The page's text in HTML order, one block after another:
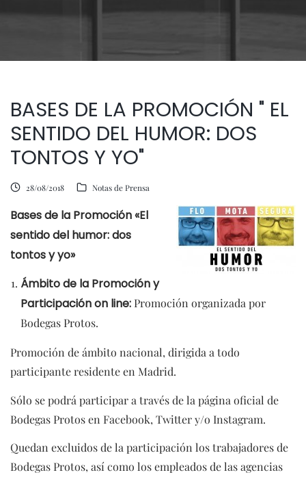
BASES DE LA PROMOCIÓN " EL
SENTIDO DEL HUMOR: DOS
TONTOS Y YO"
28/08/2018 Notas de Prensa
Bases de la Promoción «El
sentido del humor: dos
tontos y yo»
Ámbito de la Promoción y
Participación on line: Promoción organizada por
Bodegas Protos.
Promoción de ámbito nacional, dirigida a todo
participante residente en Madrid.
Sólo se podrá participar a través de la página oficial de
Bodegas Protos en Facebook, Twitter y/o Instagram.
Quedan excluidos de la participación los trabajadores de
Bodegas Protos, así como los empleados de las agencias